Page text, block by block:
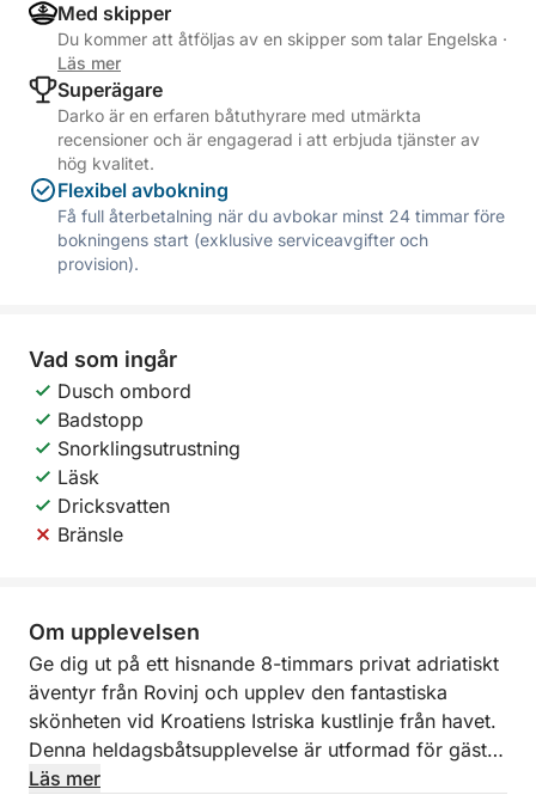
Med skipper
Du kommer att åtföljas av en skipper som talar Engelska ·
Läs mer
Superägare
Darko är en erfaren båtuthyrare med utmärkta
recensioner och är engagerad i att erbjuda tjänster av
hög kvalitet.
Flexibel avbokning
Få full återbetalning när du avbokar minst 24 timmar före
bokningens start (exklusive serviceavgifter och
provision).
Vad som ingår
Dusch ombord
Badstopp
Snorklingsutrustning
Läsk
Dricksvatten
Bränsle
Om upplevelsen
Ge dig ut på ett hisnande 8-timmars privat adriatiskt
äventyr från Rovinj och upplev den fantastiska
skönheten vid Kroatiens Istriska kustlinje från havet.
Denna heldagsbåtsupplevelse är utformad för gäster
som söker fullständig frihet, avkoppling och
Läs mer